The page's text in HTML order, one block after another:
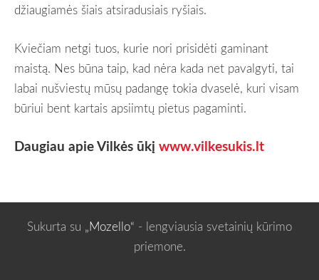
džiaugiamės šiais atsiradusiais ryšiais.
Kviečiam netgi tuos, kurie nori prisidėti gaminant
maistą. Nes būna taip, kad nėra kada net pavalgyti, tai
labai nušviestų mūsų padangę tokia dvaselė, kuri visam
būriui bent kartais apsiimtų pietus pagaminti.
Daugiau apie Vilkės ūkį www.vilkesukis.lt
Sukurta su „Mozello“ - lengviausia svetainių kūrimo
priemone.